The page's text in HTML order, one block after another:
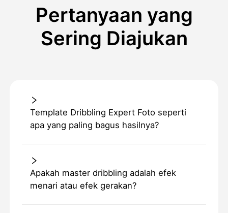
Pertanyaan yang
Sering Diajukan
Template Dribbling Expert Foto seperti
apa yang paling bagus hasilnya?
Apakah master dribbling adalah efek
menari atau efek gerakan?